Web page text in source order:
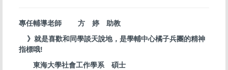
個人資料保護專區
專任輔導老師 方 婷 助教
》就是喜歡和同學談天說地，是學輔中心橘子兵團的精神
指標哦!
東海大學社會工作學系 碩士